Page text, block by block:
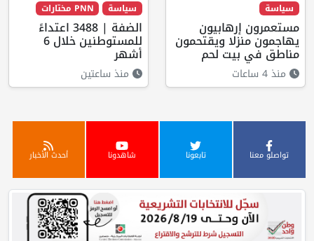
سياسة
مستعمرون إرهابيون
يهاجمون منزلا ويقتحمون
مناطق في بيت لحم
منذ 4 ساعات
سياسة PNN مختارات
الضفة | 3488 اعتداءً
للمستوطنين خلال 6
أشهر
منذ ساعتين
تواصلو معنا تابعونا شاهدونا أحدث الأخبار